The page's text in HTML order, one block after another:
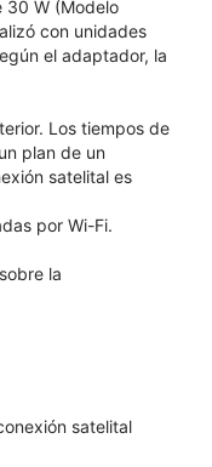
30 W (Modelo
con unidades
el adaptador, la
Los tiempos de
plan de un
satelital es
por Wi-Fi.
la
satelital